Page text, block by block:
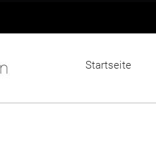
Startseite